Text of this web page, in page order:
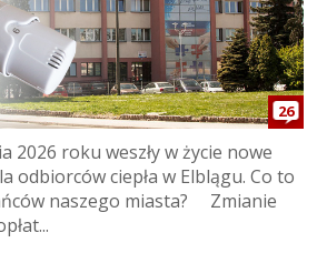
26
2026 roku weszły w życie nowe
odbiorców ciepła w Elblągu. Co to
naszego miasta? Zmianie